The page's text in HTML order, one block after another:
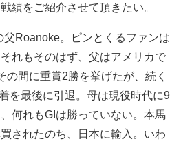
績をご紹介させて頂きたい。
Roanoke。ピンとくるファンは
れもそのはず、父はアメリカで
の間に重賞2勝を挙げたが、続く
を最後に引退。母は現役時代に9
何れもGIは勝っていない。本馬
されたのち、日本に輸入。いわ